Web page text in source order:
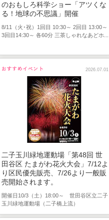
のおもしろ科学ショー「アツくな
る！地球の不思議」開催
8/11（火･祝）1回目 10:30～ 2回目 13:00～
3回目14:30～ 各60分 三茶しゃれなあどホ...
2026.07.01
二子玉川緑地運動場「第48回 世
田谷区 たまがわ花火大会」7/12よ
り区民優先販売、7/26より一般販
売開始されます。
開催日10/3（土）18:00～ 世田谷区立二子
玉川緑地運動場（二子橋上流）